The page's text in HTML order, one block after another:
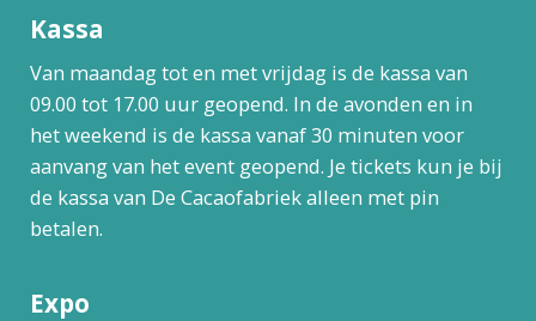
Kassa
Van maandag tot en met vrijdag is de kassa van
09.00 tot 17.00 uur geopend. In de avonden en in
het weekend is de kassa vanaf 30 minuten voor
aanvang van het event geopend. Je tickets kun je bij
de kassa van De Cacaofabriek alleen met pin
betalen.
Expo